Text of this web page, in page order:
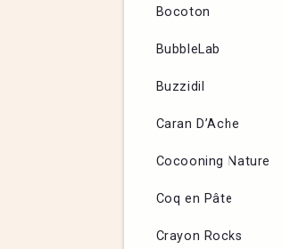
Bocoton
BubbleLab
Buzzidil
Caran D’Ache
Cocooning Nature
Coq en Pâte
Crayon Rocks